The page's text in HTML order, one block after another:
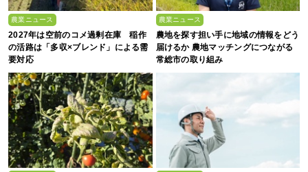
農業ニュース
2027年は空前のコメ過剰在庫 稲作
の活路は「多収×ブレンド」による需
要対応
農業ニュース
農地を探す担い手に地域の情報をどう
届けるか 農地マッチングにつながる
常総市の取り組み